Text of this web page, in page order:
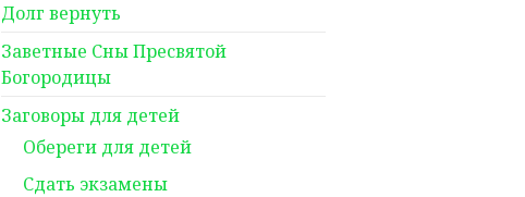
Долг вернуть
Заветные Сны Пресвятой
Богородицы
Заговоры для детей
Обереги для детей
Сдать экзамены